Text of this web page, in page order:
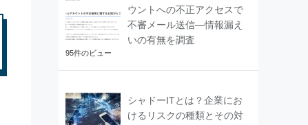
ウントへの不正アクセスで
不審メール送信―情報漏え
いの有無を調査
95件のビュー
シャドーITとは？企業にお
けるリスクの種類とその対